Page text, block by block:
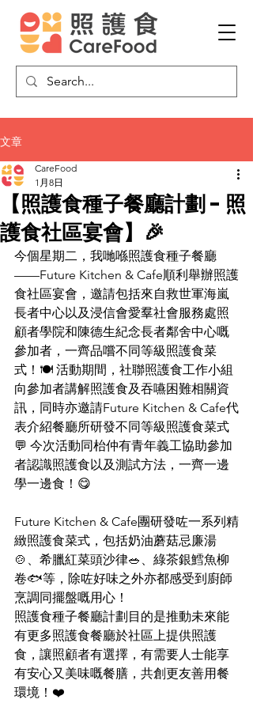
文章
【照護食種子餐廳計劃 - 照
護食社區宴會】🎉
CareFood
1月8日
今個星期二，我哋喺照護食種子餐廳
——Future Kitchen & Cafe順利舉辦照護
食社區宴會，邀請包括來自救世軍海嵐
長者中心以及浸信會愛羣社會服務處照
顧者學院和陳德生紀念長者鄰舍中心嘅
參加者，一齊品嚐不同等級照護食菜
式！🍽️ 活動期間，社聯照護食工作小組
向參加者講解照護食及吞嚥困難相關資
訊，同時亦邀請Future Kitchen & Cafe代
表介紹餐廳所研發不同等級照護食菜式
💬 今次活動同枱仲有青年義工協助參加
者認識照護食以及測試方法，一齊一邊
學一邊食！😋
Future Kitchen & Cafe團研發咗一系列精
緻照護食菜式，包括奶油蘑菇忌廉湯
🍲、希臘紅菜頭沙律🥗、綠茶銀鱈魚柳
卷🐟等，除咗好味之外亦都感受到廚師
烹調同擺盤嘅用心！
照護食種子餐廳計劃目的是推動未來能
有更多照護食餐廳於社區上提供照護
食，讓照顧者有選擇，有需要人士能享
有安心又美味嘅餐膳，共創更友善用餐
環境！❤️